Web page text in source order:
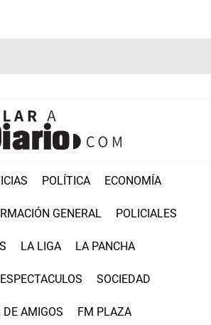
POLÍTICA ECONOMÍA
GENERAL POLICIALES
LA LIGA LA PANCHA
SOCIEDAD
DE AMIGOS FM PLAZA